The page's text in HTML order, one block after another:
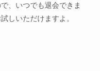
、いつでも退会できま
しいただけますよ。